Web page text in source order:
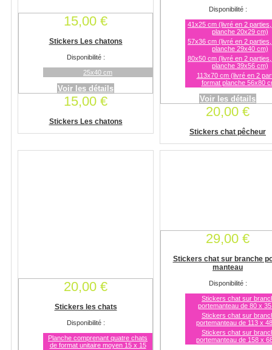
15,00 €
Stickers Les chatons
Disponibilité :
25x40 cm
Voir les détails
15,00 €
Stickers Les chatons
Disponibilité :
41x25 cm (livré en 2
planche 20x29 cm)
57x36 cm (livré en 2
planche 29x40 cm)
80x50 cm (livré en 2
planche 39x56 cm)
113x70 cm (livré en 2
format planche 56x80
Voir les détails
20,00 €
Stickers chat pêcheur
20,00 €
Stickers les chats
Disponibilité :
Planche comprenant quatre chats
de format unitaire moyen 15 x 15
29,00 €
Stickers chat sur branche
manteau
Disponibilité :
Stickers chat sur
portemanteau de 80 x
Stickers chat sur
portemanteau de 113 x
Stickers chat sur
portemanteau de 158 x